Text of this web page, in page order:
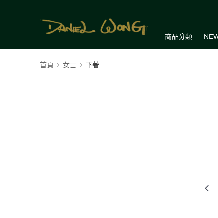
商品分類
首頁 女士 下著